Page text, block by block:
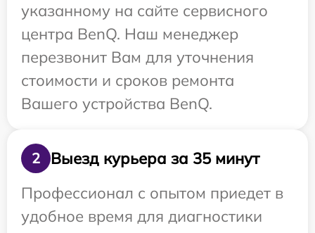
указанному на сайте сервисного
центра BenQ. Наш менеджер
перезвонит Вам для уточнения
стоимости и сроков ремонта
Вашего устройства BenQ.
2
Выезд курьера за 35 минут
Профессионал с опытом приедет в
удобное время для диагностики